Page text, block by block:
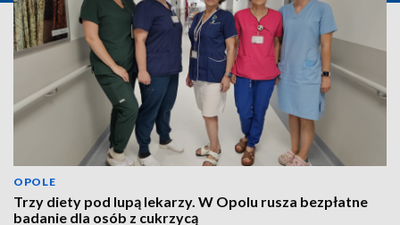
OPOLE
Trzy diety pod lupą lekarzy. W Opolu rusza bezpłatne
badanie dla osób z cukrzycą